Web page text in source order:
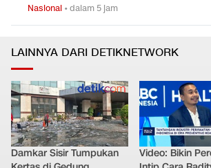
Nasional •dalam 5 jam
LAINNYA DARI DETIKNETWORK
Damkar Sisir Tumpukan
Video: Bikin